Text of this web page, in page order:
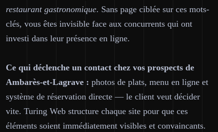
restaurant gastronomique. Sans page ciblée sur ces mots-
clés, vous êtes invisible face aux concurrents qui ont
investi dans leur présence en ligne.
Ce qui déclenche un contact chez vos prospects de
Ambarès-et-Lagrave : photos de plats, menu en ligne et
système de réservation directe — le client veut décider
vite. Turing Web structure chaque site pour que ces
éléments soient immédiatement visibles et convaincants.